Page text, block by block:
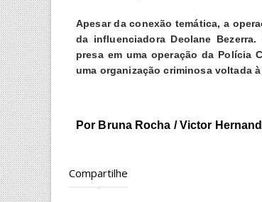
Apesar da conexão temática, a
da influenciadora Deolane
presa em uma operação da Polícia
uma organização criminosa voltada
Por Bruna Rocha / Victor
Compartilhe